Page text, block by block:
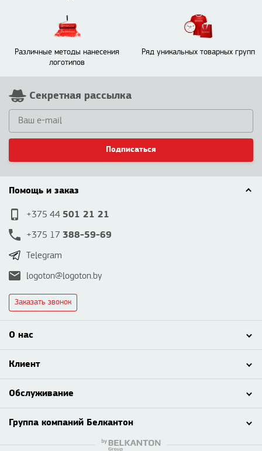
Различные методы нанесения
логотипов
Ряд уникальных товарных групп
Секретная рассылка
Подписаться
Помощь и заказ
+375 44 501 21 21
+375 17 388-59-69
Telegram
logoton@logoton.by
Заказать звонок
О нас
Клиент
Обслуживание
Группа компаний Белкантон